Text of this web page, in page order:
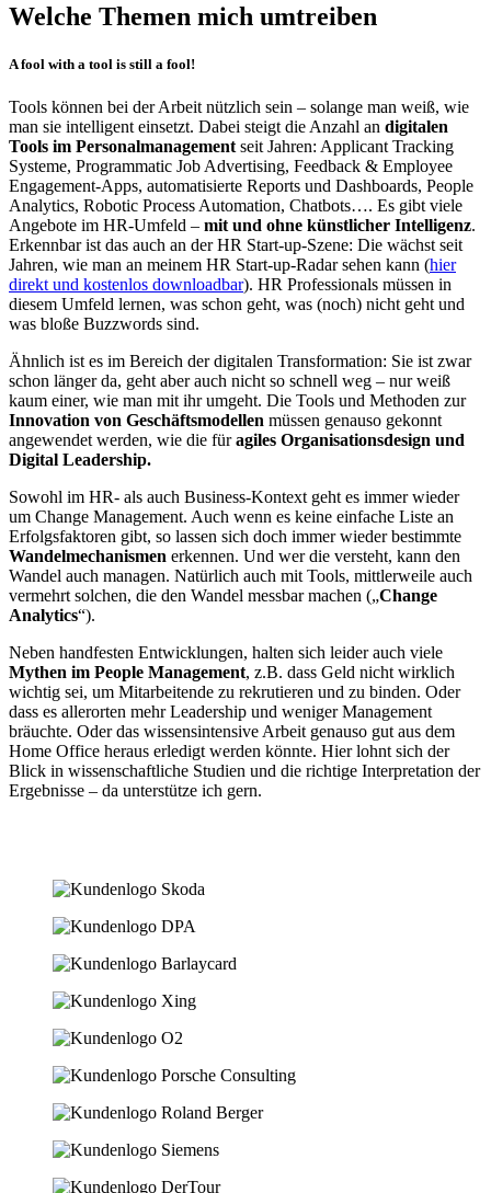
Welche Themen mich umtreiben
A fool with a tool is still a fool!
Tools können bei der Arbeit nützlich sein – solange man weiß, wie
man sie intelligent einsetzt. Dabei steigt die Anzahl an digitalen
Tools im Personalmanagement seit Jahren: Applicant Tracking
Systeme, Programmatic Job Advertising, Feedback & Employee
Engagement-Apps, automatisierte Reports und Dashboards, People
Analytics, Robotic Process Automation, Chatbots…. Es gibt viele
Angebote im HR-Umfeld – mit und ohne künstlicher Intelligenz.
Erkennbar ist das auch an der HR Start-up-Szene: Die wächst seit
Jahren, wie man an meinem HR Start-up-Radar sehen kann (hier
direkt und kostenlos downloadbar). HR Professionals müssen in
diesem Umfeld lernen, was schon geht, was (noch) nicht geht und
was bloße Buzzwords sind.
Ähnlich ist es im Bereich der digitalen Transformation: Sie ist zwar
schon länger da, geht aber auch nicht so schnell weg – nur weiß
kaum einer, wie man mit ihr umgeht. Die Tools und Methoden zur
Innovation von Geschäftsmodellen müssen genauso gekonnt
angewendet werden, wie die füragiles Organisationsdesign und
Digital Leadership.
Sowohl im HR- als auch Business-Kontext geht es immer wieder
um Change Management. Auch wenn es keine einfache Liste an
Erfolgsfaktoren gibt, so lassen sich doch immer wieder bestimmte
Wandelmechanismen erkennen. Und wer die versteht, kann den
Wandel auch managen. Natürlich auch mit Tools, mittlerweile auch
vermehrt solchen, die den Wandel messbar machen („Change
Analytics“).
Neben handfesten Entwicklungen, halten sich leider auch viele
Mythen im People Management, z.B. dass Geld nicht wirklich
wichtig sei, um Mitarbeitende zu rekrutieren und zu binden. Oder
dass es allerorten mehr Leadership und weniger Management
bräuchte. Oder das wissensintensive Arbeit genauso gut aus dem
Home Office heraus erledigt werden könnte. Hier lohnt sich der
Blick in wissenschaftliche Studien und die richtige Interpretation der
Ergebnisse – da unterstütze ich gern.